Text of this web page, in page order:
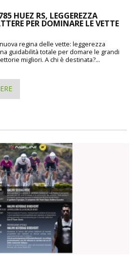
HUEZ RS, LEGGEREZZA
PER DOMINARE LE VETTE
regina delle vette: leggerezza
guidabilità totale per domare le grandi
migliori. A chi è destinata?...